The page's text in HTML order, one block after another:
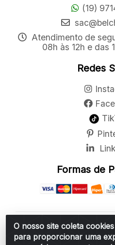
O nosso site coleta
para proporcionar uma
(19)
Atendimento de
08h às 12h e das
Redes
Formas de
Belchior Cortinas e
Vereador Sérgio